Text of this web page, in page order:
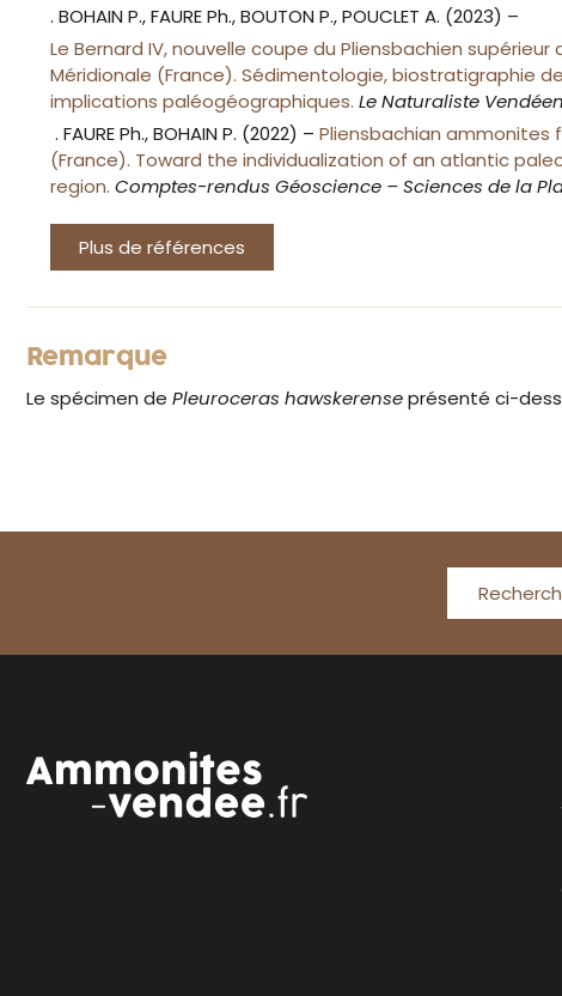
. BOHAIN P., FAURE Ph., BOUTON P., POUCLET A. (2023) –
Le Bernard IV, nouvelle coupe du Pliensbachien supérieur
Méridionale (France). Sédimentologie, biostratigraphie
implications paléogéographiques. Le Naturaliste Vendéen
. FAURE Ph., BOHAIN P. (2022) – Pliensbachian ammonites
(France). Toward the individualization of an atlantic
region. Comptes-rendus Géoscience – Sciences de la
Plus de références
Remarque
Le spécimen de Pleuroceras hawskerenseprésenté ci-